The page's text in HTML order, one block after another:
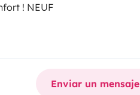
! NEUF
?
et ultra
Enviar un mensaje